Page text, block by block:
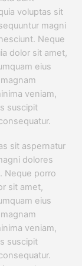
voluptas sit
magni
Neque
dolor sit amet,
eius
veniam,
suscipit
sit aspernatur
dolores
Neque porro
sit amet,
eius
veniam,
suscipit